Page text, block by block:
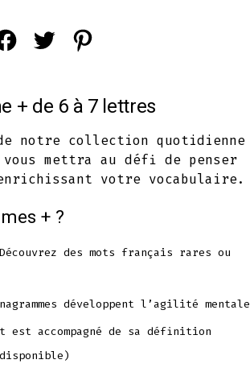
Open
a
new
tab
Open
a
new
tab
a
new
tab
+ de 6 à 7 lettres
notre collection quotidienne
mettra au défi de penser
votre vocabulaire.
+ ?
Découvrez des mots français rares ou
développent l’agilité mentale
est accompagné de sa définition